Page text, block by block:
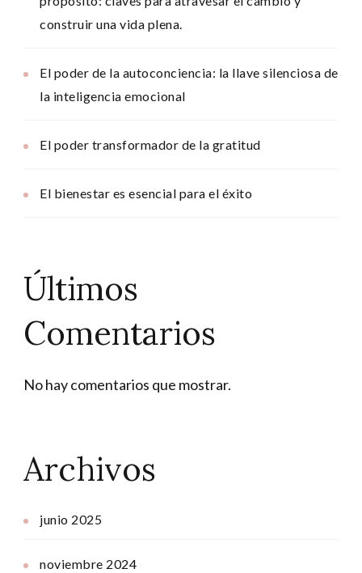
construir una vida plena.
El poder de la autoconciencia: la llave silenciosa de
la inteligencia emocional
El poder transformador de la gratitud
El bienestar es esencial para el éxito
Últimos
Comentarios
No hay comentarios que mostrar.
Archivos
junio 2025
noviembre 2024